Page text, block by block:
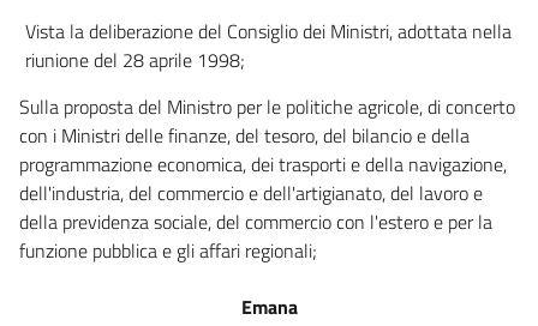
Vista la deliberazione del Consiglio dei Ministri, adottata nella
riunione del 28 aprile 1998;
Sulla proposta del Ministro per le politiche agricole, di concerto
con i Ministri delle finanze, del tesoro, del bilancio e della
programmazione economica, dei trasporti e della navigazione,
dell'industria, del commercio e dell'artigianato, del lavoro e
della previdenza sociale, del commercio con l'estero e per la
funzione pubblica e gli affari regionali;
Emana